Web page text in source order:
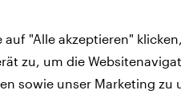
CPG PR and
auf "Alle akzeptieren"
zu, um die
sowie unser Marketing zu